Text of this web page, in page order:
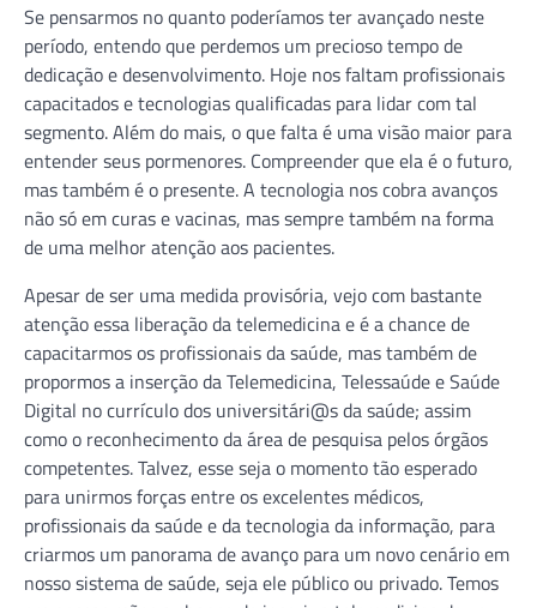
Se pensarmos no quanto poderíamos ter avançado neste
período, entendo que perdemos um precioso tempo de
dedicação e desenvolvimento. Hoje nos faltam profissionais
capacitados e tecnologias qualificadas para lidar com tal
segmento. Além do mais, o que falta é uma visão maior para
entender seus pormenores. Compreender que ela é o futuro,
mas também é o presente. A tecnologia nos cobra avanços
não só em curas e vacinas, mas sempre também na forma
de uma melhor atenção aos pacientes.
Apesar de ser uma medida provisória, vejo com bastante
atenção essa liberação da telemedicina e é a chance de
capacitarmos os profissionais da saúde, mas também de
propormos a inserção da Telemedicina, Telessaúde e Saúde
Digital no currículo dos universitári@s da saúde; assim
como o reconhecimento da área de pesquisa pelos órgãos
competentes. Talvez, esse seja o momento tão esperado
para unirmos forças entre os excelentes médicos,
profissionais da saúde e da tecnologia da informação, para
criarmos um panorama de avanço para um novo cenário em
nosso sistema de saúde, seja ele público ou privado. Temos